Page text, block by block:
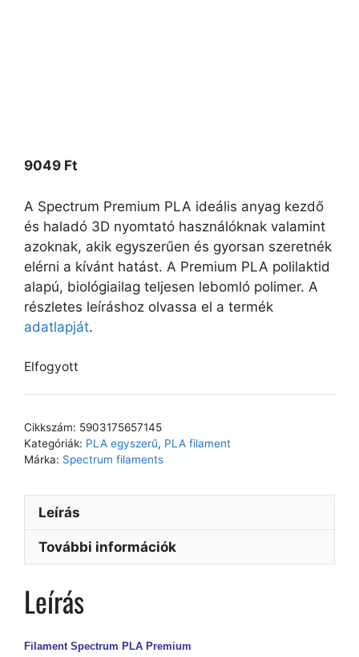
9049 Ft
A Spectrum Premium PLA ideális anyag kezdő
és haladó 3D nyomtató használóknak valamint
azoknak, akik egyszerűen és gyorsan szeretnék
elérni a kívánt hatást. A Premium PLA polilaktid
alapú, biológiailag teljesen lebomló polimer. A
részletes leíráshoz olvassa el a termék
adatlapját.
Elfogyott
Cikkszám: 5903175657145
Kategóriák: PLA egyszerű, PLA filament
Márka: Spectrum filaments
Leírás
További információk
Leírás
Filament Spectrum PLA Premium